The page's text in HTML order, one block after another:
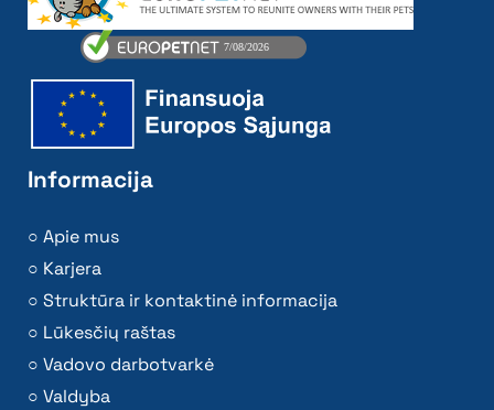
Informacija
Apie mus
Karjera
Struktūra ir kontaktinė informacija
Lūkesčių raštas
Vadovo darbotvarkė
Valdyba